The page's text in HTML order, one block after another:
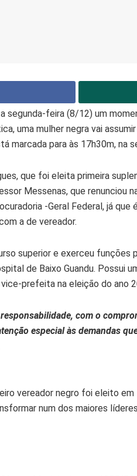
segunda-feira (8/12) um
uma mulher negra vai
marcada para às 17h30m, na
que foi eleita primeira
Messenas, que renunciou
-Geral Federal, já que
a de vereador.
superior e exerceu funções
de Baixo Guandu. Possui
prefeita na eleição do ano
com o
especial às demandas
vereador negro foi eleito
num dos maiores